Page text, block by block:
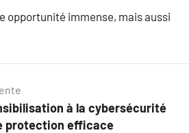
opportunité immense, mais aussi
à la cybersécurité
protection efficace